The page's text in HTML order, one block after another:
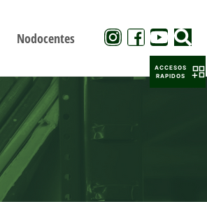
Nodocentes
ACCESOS
RAPIDOS